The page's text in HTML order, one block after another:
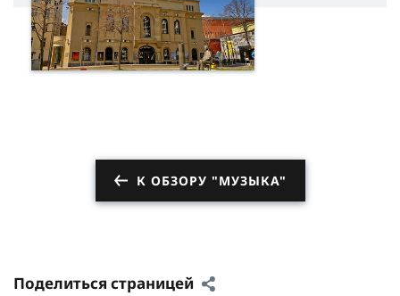
К ОБЗОРУ "МУЗЫКА"
Поделиться страницей